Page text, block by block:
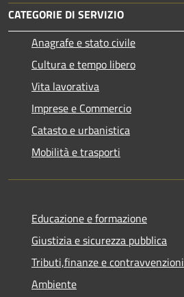
CATEGORIE DI SERVIZIO
Anagrafe e stato civile
Cultura e tempo libero
Vita lavorativa
Imprese e Commercio
Catasto e urbanistica
Mobilità e trasporti
Educazione e formazione
Giustizia e sicurezza pubblica
Tributi,finanze e contravvenzioni
Ambiente